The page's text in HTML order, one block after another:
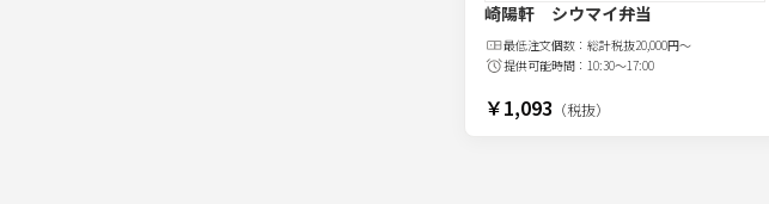
崎陽軒 シウマイ弁当
最低注文個数： 総計税抜20,000円～
提供可能時間： 10:30～17:00
￥1,093 （税抜）